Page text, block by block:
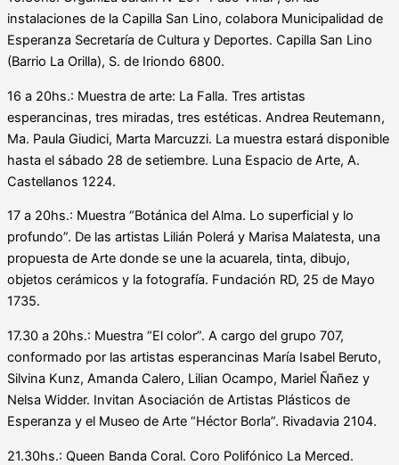
instalaciones de la Capilla San Lino, colabora Municipalidad de
Esperanza Secretaría de Cultura y Deportes. Capilla San Lino
(Barrio La Orilla), S. de Iriondo 6800.
16 a 20hs.: Muestra de arte: La Falla. Tres artistas
esperancinas, tres miradas, tres estéticas. Andrea Reutemann,
Ma. Paula Giudici, Marta Marcuzzi. La muestra estará disponible
hasta el sábado 28 de setiembre. Luna Espacio de Arte, A.
Castellanos 1224.
17 a 20hs.: Muestra “Botánica del Alma. Lo superficial y lo
profundo”. De las artistas Lilián Polerá y Marisa Malatesta, una
propuesta de Arte donde se une la acuarela, tinta, dibujo,
objetos cerámicos y la fotografía. Fundación RD, 25 de Mayo
1735.
17.30 a 20hs.: Muestra “El color”. A cargo del grupo 707,
conformado por las artistas esperancinas María Isabel Beruto,
Silvina Kunz, Amanda Calero, Lilian Ocampo, Mariel Ñañez y
Nelsa Widder. Invitan Asociación de Artistas Plásticos de
Esperanza y el Museo de Arte “Héctor Borla”. Rivadavia 2104.
21.30hs.: Queen Banda Coral. Coro Polifónico La Merced.